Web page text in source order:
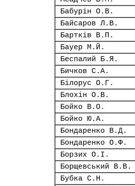
Бабурін О.В.
Байсаров Л.В.
Бартків В.П.
Бауер М.Й.
Беспалий Б.Я.
Бичков С.А.
Білорус О.Г.
Блохін О.В.
Бойко В.О.
Бойко Ю.А.
Бондаренко В.Д.
Бондаренко О.Ф.
Борзих О.І.
Борщевський В.В.
Бубка С.Н.